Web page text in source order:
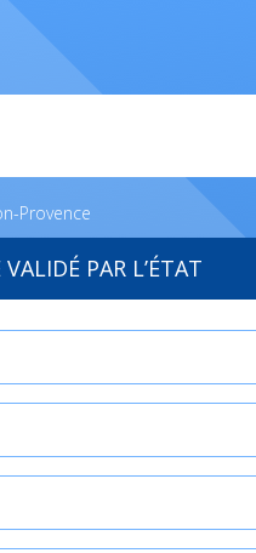
Provence
PAR L’ÉTAT